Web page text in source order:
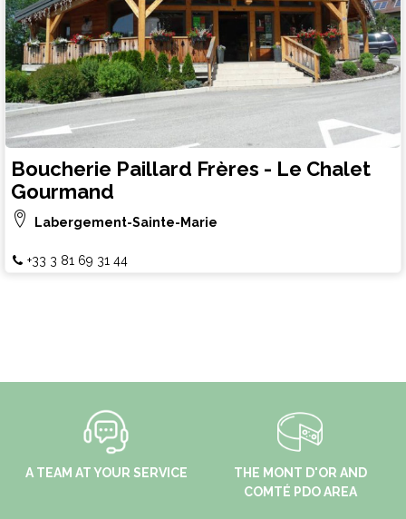
Boucherie Paillard Frères - Le Chalet
Gourmand
Labergement-Sainte-Marie
+33 3 81 69 31 44
A TEAM AT YOUR SERVICE
THE MONT D'OR AND
COMTÉ PDO AREA